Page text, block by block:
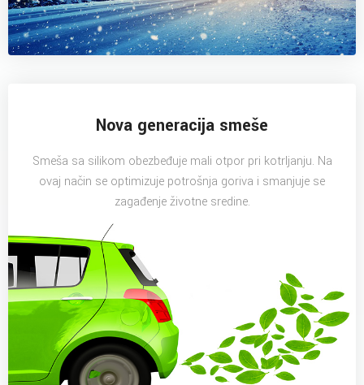
Nova generacija smeše
Smeša sa silikom obezbeđuje mali otpor pri kotrljanju. Na
ovaj način se optimizuje potrošnja goriva i smanjuje se
zagađenje životne sredine.